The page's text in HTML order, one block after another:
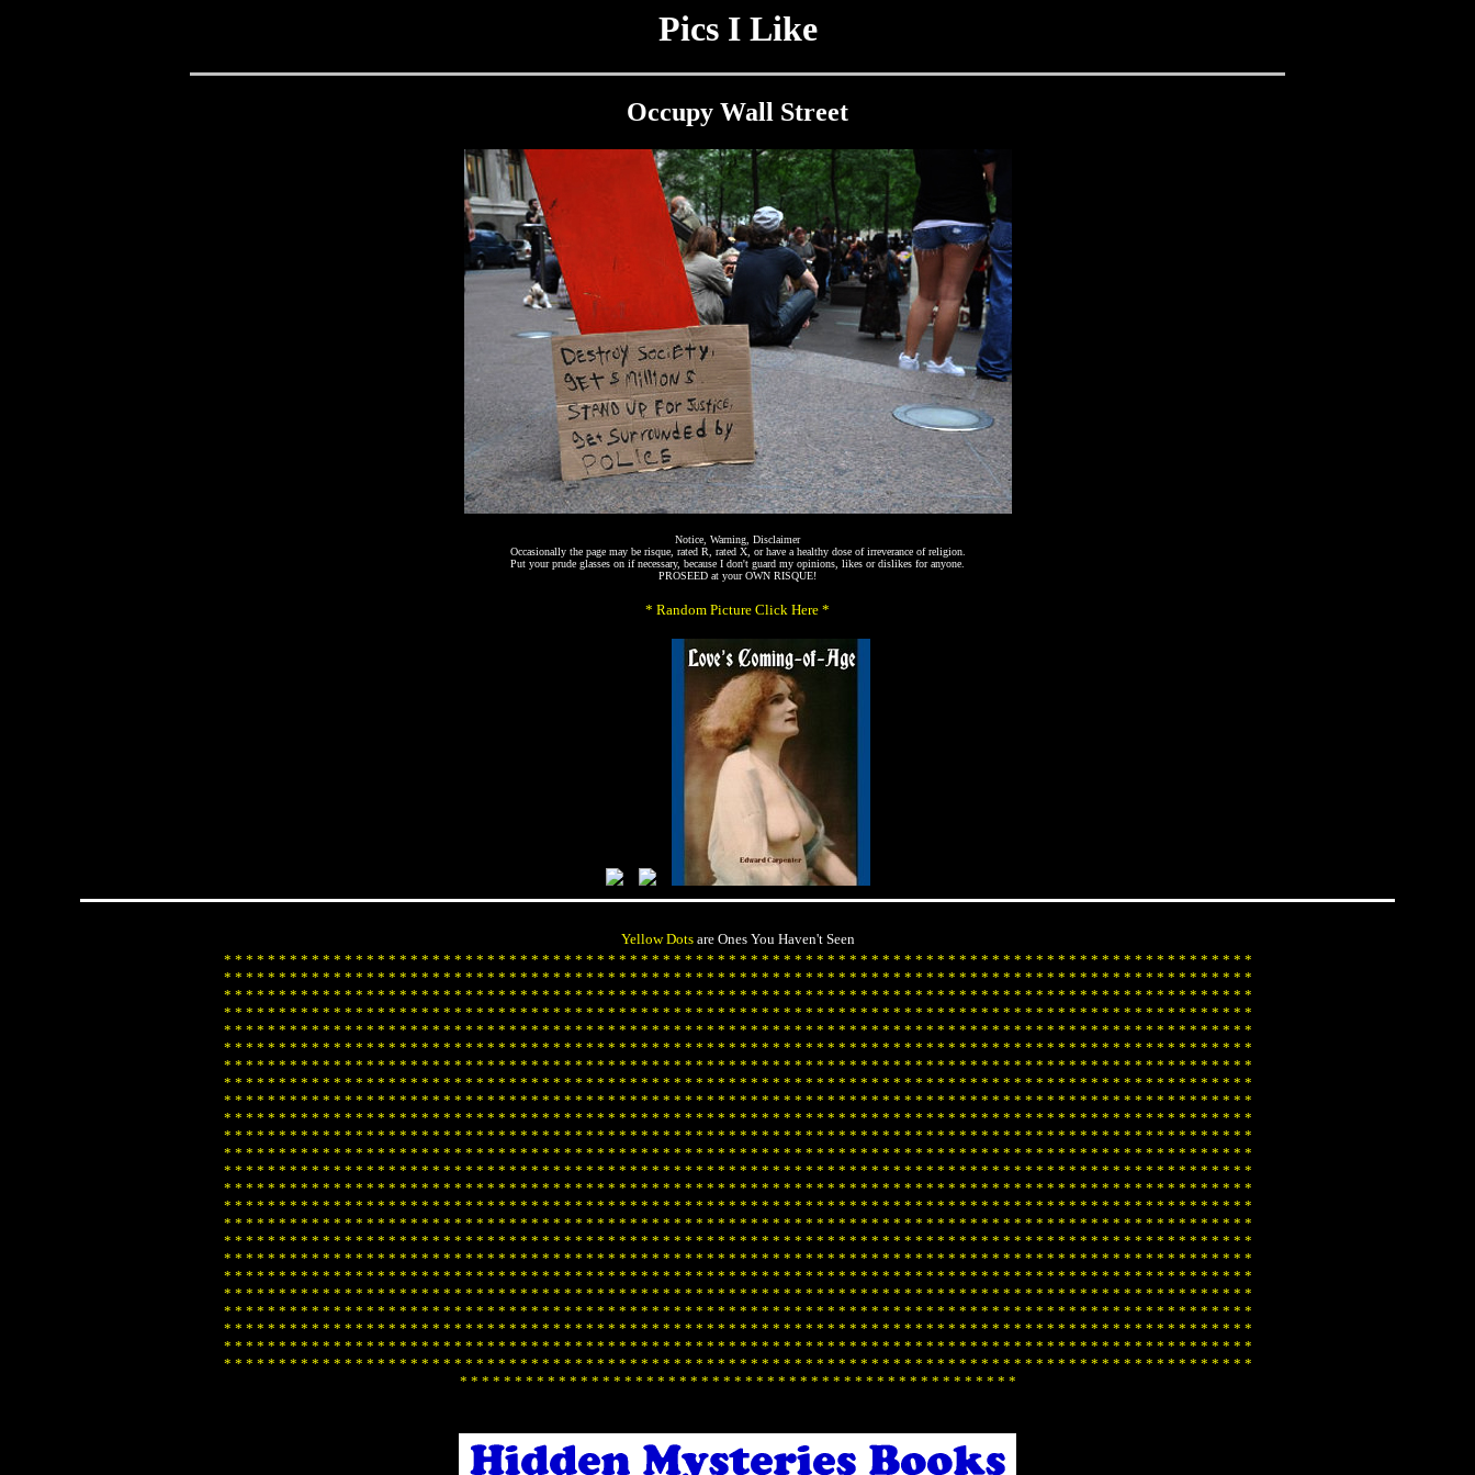
Pics I Like
Occupy Wall Street
Notice, Warning, Disclaimer
Occasionally the page may be risque, rated R, rated X, or have a healthy dose of irreverance of religion.
Put your prude glasses on if necessary, because I don't guard my opinions, likes or dislikes for anyone.
PROSEED at your OWN RISQUE!
* Random Picture Click Here *
Yellow Dotsare Ones You Haven't Seen
* * * * * * * * * * * * * * * * * * * * * * * * * * * * * * * * * * * * * * * * * * * * * * * * * * * * * * * * * * * * * * * * * * * * * * * * * * * * * * * * * * * * * * * * * * * * * *
* * * * * * * * * * * * * * * * * * * * * * * * * * * * * * * * * * * * * * * * * * * * * * * * * * * * * * * * * * * * * * * * * * * * * * * * * * * * * * * * * * * * * * * * * * * * * *
* * * * * * * * * * * * * * * * * * * * * * * * * * * * * * * * * * * * * * * * * * * * * * * * * * * * * * * * * * * * * * * * * * * * * * * * * * * * * * * * * * * * * * * * * * * * * *
* * * * * * * * * * * * * * * * * * * * * * * * * * * * * * * * * * * * * * * * * * * * * * * * * * * * * * * * * * * * * * * * * * * * * * * * * * * * * * * * * * * * * * * * * * * * * *
* * * * * * * * * * * * * * * * * * * * * * * * * * * * * * * * * * * * * * * * * * * * * * * * * * * * * * * * * * * * * * * * * * * * * * * * * * * * * * * * * * * * * * * * * * * * * *
* * * * * * * * * * * * * * * * * * * * * * * * * * * * * * * * * * * * * * * * * * * * * * * * * * * * * * * * * * * * * * * * * * * * * * * * * * * * * * * * * * * * * * * * * * * * * *
* * * * * * * * * * * * * * * * * * * * * * * * * * * * * * * * * * * * * * * * * * * * * * * * * * * * * * * * * * * * * * * * * * * * * * * * * * * * * * * * * * * * * * * * * * * * * *
* * * * * * * * * * * * * * * * * * * * * * * * * * * * * * * * * * * * * * * * * * * * * * * * * * * * * * * * * * * * * * * * * * * * * * * * * * * * * * * * * * * * * * * * * * * * * *
* * * * * * * * * * * * * * * * * * * * * * * * * * * * * * * * * * * * * * * * * * * * * * * * * * * * * * * * * * * * * * * * * * * * * * * * * * * * * * * * * * * * * * * * * * * * * *
* * * * * * * * * * * * * * * * * * * * * * * * * * * * * * * * * * * * * * * * * * * * * * * * * * * * * * * * * * * * * * * * * * * * * * * * * * * * * * * * * * * * * * * * * * * * * *
* * * * * * * * * * * * * * * * * * * * * * * * * * * * * * * * * * * * * * * * * * * * * * * * * * * * * * * * * * * * * * * * * * * * * * * * * * * * * * * * * * * * * * * * * * * * * *
* * * * * * * * * * * * * * * * * * * * * * * * * * * * * * * * * * * * * * * * * * * * * * * * * * * * * * * * * * * * * * * * * * * * * * * * * * * * * * * * * * * * * * * * * * * * * *
* * * * * * * * * * * * * * * * * * * * * * * * * * * * * * * * * * * * * * * * * * * * * * * * * * * * * * * * * * * * * * * * * * * * * * * * * * * * * * * * * * * * * * * * * * * * * *
* * * * * * * * * * * * * * * * * * * * * * * * * * * * * * * * * * * * * * * * * * * * * * * * * * * * * * * * * * * * * * * * * * * * * * * * * * * * * * * * * * * * * * * * * * * * * *
* * * * * * * * * * * * * * * * * * * * * * * * * * * * * * * * * * * * * * * * * * * * * * * * * * * * * * * * * * * * * * * * * * * * * * * * * * * * * * * * * * * * * * * * * * * * * *
* * * * * * * * * * * * * * * * * * * * * * * * * * * * * * * * * * * * * * * * * * * * * * * * * * * * * * * * * * * * * * * * * * * * * * * * * * * * * * * * * * * * * * * * * * * * * *
* * * * * * * * * * * * * * * * * * * * * * * * * * * * * * * * * * * * * * * * * * * * * * * * * * * * * * * * * * * * * * * * * * * * * * * * * * * * * * * * * * * * * * * * * * * * * *
* * * * * * * * * * * * * * * * * * * * * * * * * * * * * * * * * * * * * * * * * * * * * * * * * * * * * * * * * * * * * * * * * * * * * * * * * * * * * * * * * * * * * * * * * * * * * *
* * * * * * * * * * * * * * * * * * * * * * * * * * * * * * * * * * * * * * * * * * * * * * * * * * * * * * * * * * * * * * * * * * * * * * * * * * * * * * * * * * * * * * * * * * * * * *
* * * * * * * * * * * * * * * * * * * * * * * * * * * * * * * * * * * * * * * * * * * * * * * * * * * * * * * * * * * * * * * * * * * * * * * * * * * * * * * * * * * * * * * * * * * * * *
* * * * * * * * * * * * * * * * * * * * * * * * * * * * * * * * * * * * * * * * * * * * * * * * * * * * * * * * * * * * * * * * * * * * * * * * * * * * * * * * * * * * * * * * * * * * * *
* * * * * * * * * * * * * * * * * * * * * * * * * * * * * * * * * * * * * * * * * * * * * * * * * * * * * * * * * * * * * * * * * * * * * * * * * * * * * * * * * * * * * * * * * * * * * *
* * * * * * * * * * * * * * * * * * * * * * * * * * * * * * * * * * * * * * * * * * * * * * * * * * * * * * * * * * * * * * * * * * * * * * * * * * * * * * * * * * * * * * * * * * * * * *
* * * * * * * * * * * * * * * * * * * * * * * * * * * * * * * * * * * * * * * * * * * * * * * * * * * * * * * * * * * * * * * * * * * * * * * * * * * * * * * * * * * * * * * * * * * * * *
* * * * * * * * * * * * * * * * * * * * * * * * * * * * * * * * * * * * * * * * * * * * * * * * * * *